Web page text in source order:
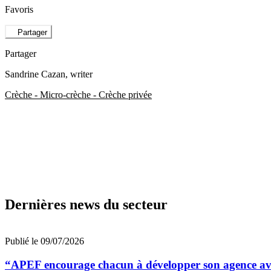
Favoris
Partager
Partager
Sandrine Cazan, writer
Crèche - Micro-crèche - Crèche privée
Dernières news du secteur
Publié le 09/07/2026
“APEF encourage chacun à développer son agence